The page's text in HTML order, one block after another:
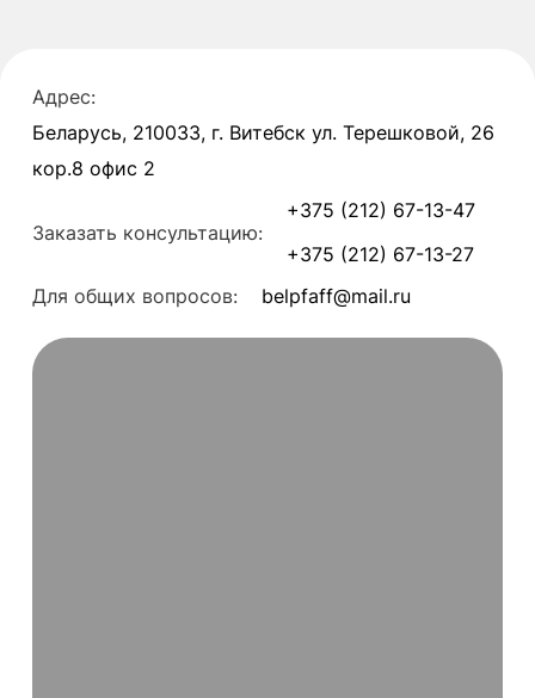
Адрес:
Беларусь, 210033, г. Витебск ул. Терешковой, 26
кор.8 офис 2
Заказать консультацию:
+375 (212) 67-13-47
+375 (212) 67-13-27
Для общих вопросов:
belpfaff@mail.ru